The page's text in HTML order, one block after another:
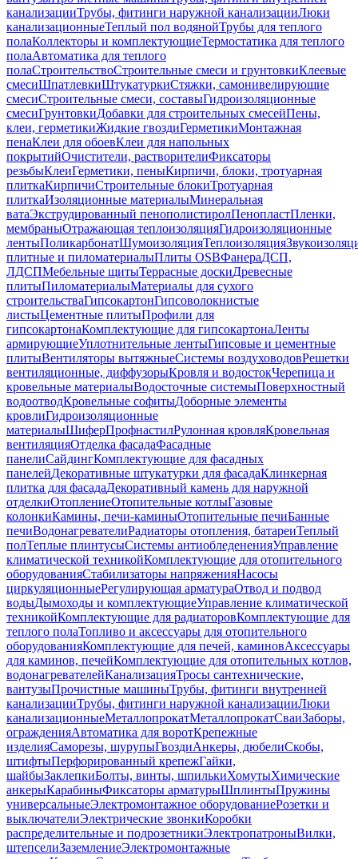
канализацииТрубы, фитинги наружной канализацииЛюки
канализационныеТеплый пол водянойТрубы для теплого
полаКоллекторы и комплектующиеТермостатика для теплого
полаАвтоматика для теплого
полаСтроительствоСтроительные смеси и грунтовкиКлеевые
смесиШпатлевкиШтукатуркиСтяжки, самонивелирующие
смесиСтроительные смеси, составыГидроизоляционные
смесиГрунтовкиДобавки для строительных смесейПены,
клеи, герметикиЖидкие гвоздиГерметикиМонтажная
пенаКлеи для обоевКлеи для напольных
покрытийОчистители, растворителиФиксаторы
резьбыКлеиГерметики, пеныКирпичи, блоки, тротуарная
плиткаКирпичиСтроительные блокиТротуарная
плиткаИзоляционные материалыМинеральная
ватаЭкструдированный пенополистиролПенопластПленки,
мембраныОтражающая теплоизоляцияГидроизоляционные
лентыПоликарбонатШумоизоляцияТеплоизоляция
плитные и пиломатериалыПлиты OSBФанераДСП,
ЛДСПМебельные щитыТеррасные доскиДревесные
плитыПиломатериалыМатериалы для сухого
строительстваГипсокартонГипсоволокнистые
листыЦементные плитыПрофили для
гипсокартонаКомплектующие для гипсокартонаЛенты
армирующиеУплотнительные лентыГипсовые и цементные
плитыВентиляторы вытяжныеСистемы воздуховодовРешетки
вентиляционные, диффузорыКровля и водостокЧерепица и
кровельные материалыВодосточные системыПоверхностный
водоотводКровельные софитыДоборные элементы
кровлиГидроизоляционные
материалыШиферПрофнастилРулонная кровляКровельная
вентиляцияОтделка фасадаФасадные
панелиСайдингКомплектующие для фасадных
панелейДекоративные штукатурки для фасадаКлинкерная
плитка для фасадаДекоративный камень для наружной
отделкиОтоплениеОтопительные котлыГазовые
колонкиКамины, печи-каминыОтопительные печиБанные
печиВодонагревателиРадиаторы отопления, батареиТеплый
полТеплые плинтусыСистемы антиобледененияУправление
климатической техникойКомплектующие для отопительного
оборудованияСтабилизаторы напряженияНасосы
циркуляционныеРегулирующая арматураОтвод и подвод
водыДымоходы и комплектующиеУправление климатической
техникойКомплектующие для радиаторовКомплектующие для
теплого полаТопливо и аксессуары для отопительного
оборудованияКомплектующие для печей, каминовАксессуары
для каминов, печейКомплектующие для отопительных котлов,
водонагревателейКанализацияТросы сантехнические,
вантузыПрочистные машиныТрубы, фитинги внутренней
канализацииТрубы, фитинги наружной канализацииЛюки
канализационныеМеталлопрокатМеталлопрокатСваиЗаборы,
огражденияАвтоматика для воротКрепежные
изделияСаморезы, шурупыГвоздиАнкеры, дюбелиСкобы,
штифтыПерфорированный крепежГайки,
шайбыЗаклепкиБолты, винты, шпилькиХомутыХимические
анкерыКарабиныФиксаторы арматурыШплинтыПружины
универсальныеЭлектромонтажное оборудованиеРозетки и
выключателиЭлектрические звонкиКоробки
распределительные и подрозетникиЭлектропатроныВилки,
штепселиЗаземлениеЭлектромонтажные